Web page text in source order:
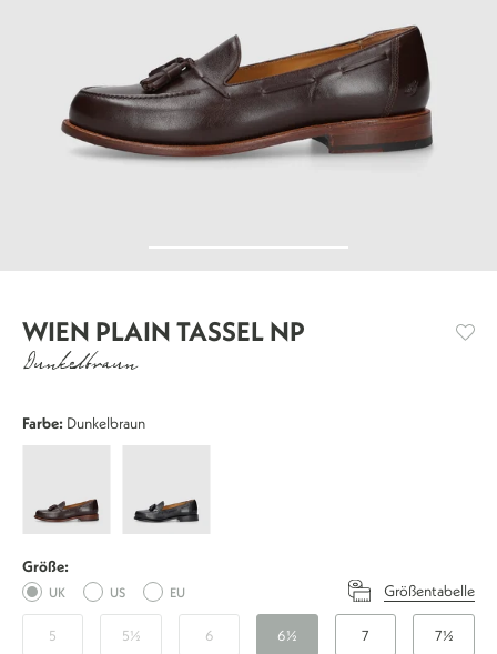
WIEN PLAIN TASSEL NP
Dunkelbraun
Farbe: Dunkelbraun
Tassel
-
Dunkelbraun
Tassel
Schwarz
Größe:
UK US EU Größentabelle
5 5½ 6 6½ 7 7½